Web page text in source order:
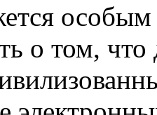
особым
о том,